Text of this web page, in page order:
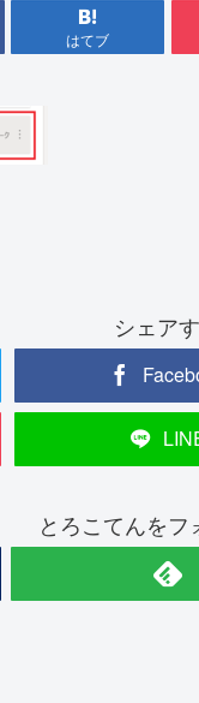
はてブ
シェア
とろこてんをフ